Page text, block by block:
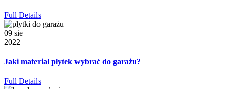
Full Details
09 sie
2022
Jaki materiał płytek wybrać do garażu?
Full Details